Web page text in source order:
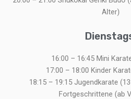
Alter)
16:00 – 16:45 Mini
17:00 – 18:00 Kinder
18:15 – 19:15 Jugendkarate
Fortgeschrittene (ab